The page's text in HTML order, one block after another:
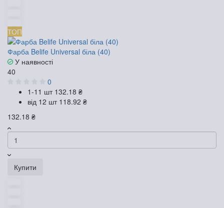
ТОП
Фарба Belife Universal біла (40)
У наявності
40
0
1-11 шт 132.18 ₴
від 12 шт 118.92 ₴
132.18 ₴
Купити